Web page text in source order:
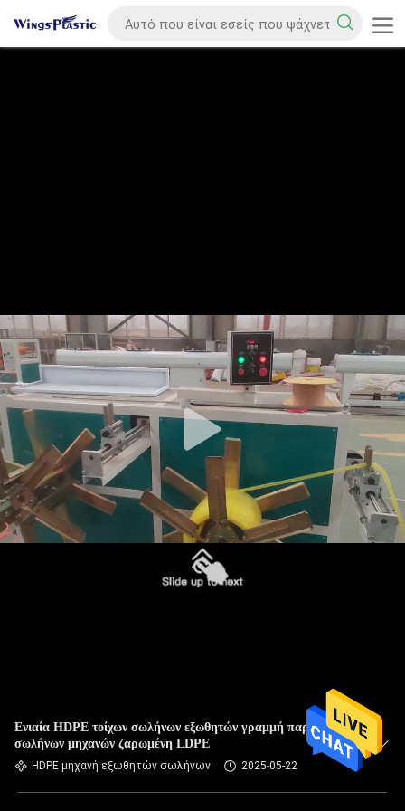
Ενιαία HDPE τοίχων σωλήνων εξωθητών γραμμή παραγωγής
σωλήνων μηχανών ζαρωμένη LDPE
HDPE μηχανή εξωθητών σωλήνων 2025-05-22